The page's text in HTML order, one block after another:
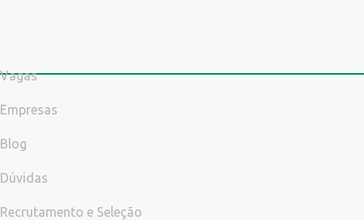
Vagas
Empresas
Blog
Dúvidas
Recrutamento e Seleção